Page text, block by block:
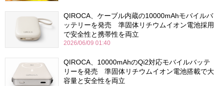
QIROCA、ケーブル内蔵の10000mAhモバイルバ
ッテリーを発売 準固体リチウムイオン電池採用
で安全性と携帯性を両立
2026/06/09 01:40
QIROCA、10000mAhのQi2対応モバイルバッテ
リーを発売 準固体リチウムイオン電池搭載で大
容量と安全性を両立